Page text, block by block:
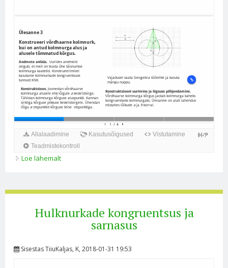
Loe lähemalt
Hulknurkade kongruentsus ja
sarnasus
SisestasTiiuKaljas, K, 2018-01-31 19:53